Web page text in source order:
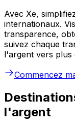
Avec Xe,
internationaux.
transparence,
suivez chaque
l'argent vers plus
Commencez
l'argent